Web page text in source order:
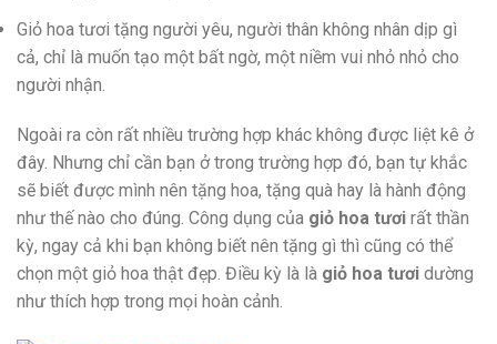
Giỏ hoa tươi tặng người yêu, người thân không nhân dịp gì
cả, chỉ là muốn tạo một bất ngờ, một niềm vui nhỏ nhỏ cho
người nhận.
Ngoài ra còn rất nhiều trường hợp khác không được liệt kê ở
đây. Nhưng chỉ cần bạn ở trong trường hợp đó, bạn tự khắc
sẽ biết được mình nên tặng hoa, tặng quà hay là hành động
như thế nào cho đúng. Công dụng của giỏ hoa tươi rất thần
kỳ, ngay cả khi bạn không biết nên tặng gì thì cũng có thể
chọn một giỏ hoa thật đẹp. Điều kỳ là là giỏ hoa tươi dường
như thích hợp trong mọi hoàn cảnh.